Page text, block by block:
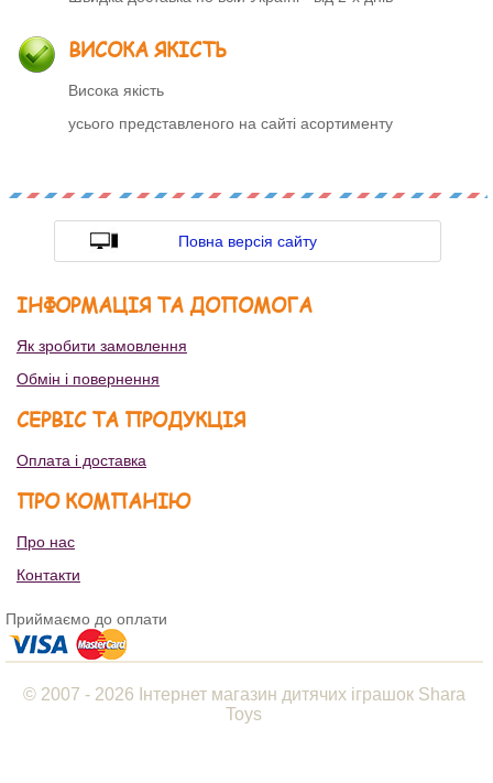
ВИСОКА ЯКІСТЬ
Висока якість
усього представленого на сайті асортименту
Повна версія сайту
ІНФОРМАЦІЯ ТА ДОПОМОГА
Як зробити замовлення
Обмін і повернення
СЕРВІС ТА ПРОДУКЦІЯ
Оплата і доставка
ПРО КОМПАНІЮ
Про нас
Контакти
Приймаємо до оплати
© 2007 - 2026 Інтернет магазин дитячих іграшок Shara
Toys